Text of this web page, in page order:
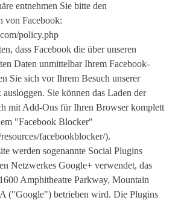
entnehmen Sie bitte den
von Facebook:
policy.php
dass Facebook die über unseren
Daten unmittelbar Ihrem Facebook-
Sie sich vor Ihrem Besuch unserer
Sie können das Laden der
mit Add-Ons für Ihren Browser komplett
"Facebook Blocker"
facebookblocker/).
werden sogenannte Social Plugins
Netzwerkes Google+ verwendet, das
Amphitheatre Parkway, Mountain
("Google") betrieben wird. Die Plugins